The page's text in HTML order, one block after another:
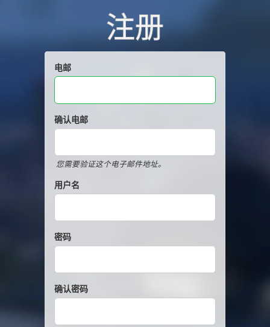
注册
电邮
确认电邮
您需要验证这个电子邮件地址。
用户名
密码
确认密码